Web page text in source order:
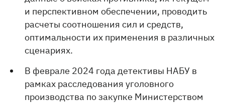
и перспективном обеспечении, проводить
расчеты соотношения сил и средств,
оптимальности их применения в различных
сценариях.
В феврале 2024 года детективы НАБУ в
рамках расследования уголовного
производства по закупке Министерством